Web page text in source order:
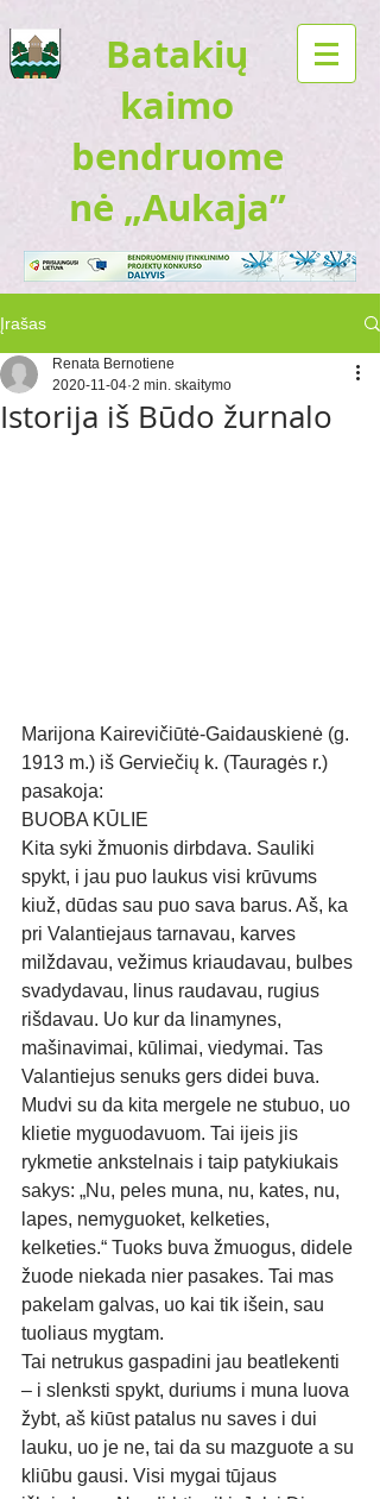
Batakių
kaimo
bendruome
nė „Aukaja”
Įrašas
Istorija iš Būdo žurnalo
Renata Bernotiene
2020-11-04 2 min. skaitymo
Marijona Kairevičiūtė-Gaidauskienė (g.
1913 m.) iš Gerviečių k. (Tauragės r.)
pasakoja:
BUOBA KŪLIE
Kita syki žmuonis dirbdava. Sauliki
spykt, i jau puo laukus visi krūvums
kiuž, dūdas sau puo sava barus. Aš, ka
pri Valantiejaus tarnavau, karves
milždavau, vežimus kriaudavau, bulbes
svadydavau, linus raudavau, rugius
rišdavau. Uo kur da linamynes,
mašinavimai, kūlimai, viedymai. Tas
Valantiejus senuks gers didei buva.
Mudvi su da kita mergele ne stubuo, uo
klietie myguodavuom. Tai ijeis jis
rykmetie ankstelnais i taip patykiukais
sakys: „Nu, peles muna, nu, kates, nu,
lapes, nemyguoket, kelketies,
kelketies.“ Tuoks buva žmuogus, didele
žuode niekada nier pasakes. Tai mas
pakelam galvas, uo kai tik išein, sau
tuoliaus mygtam.
Tai netrukus gaspadini jau beatlekenti
– i slenksti spykt, duriums i muna luova
žybt, aš kiūst patalus nu saves i dui
lauku, uo je ne, tai da su mazguote a su
kliūbu gausi. Visi mygai tūjaus